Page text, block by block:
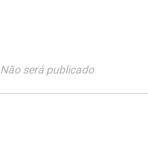
Não será publicado